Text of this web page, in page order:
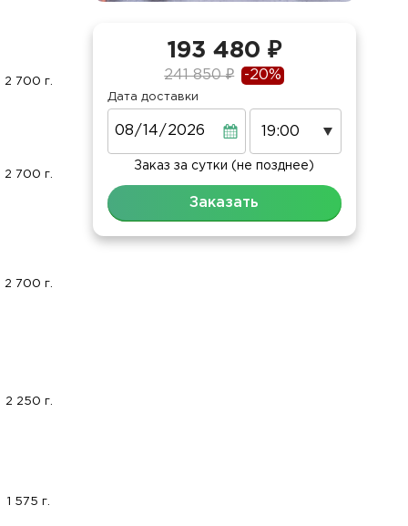
2 700 г.
2 700 г.
2 700 г.
2 250 г.
1 575 г.
193 480 ₽
241 850 ₽ -20%
Дата доставки
Заказ за сутки (не позднее)
Заказать